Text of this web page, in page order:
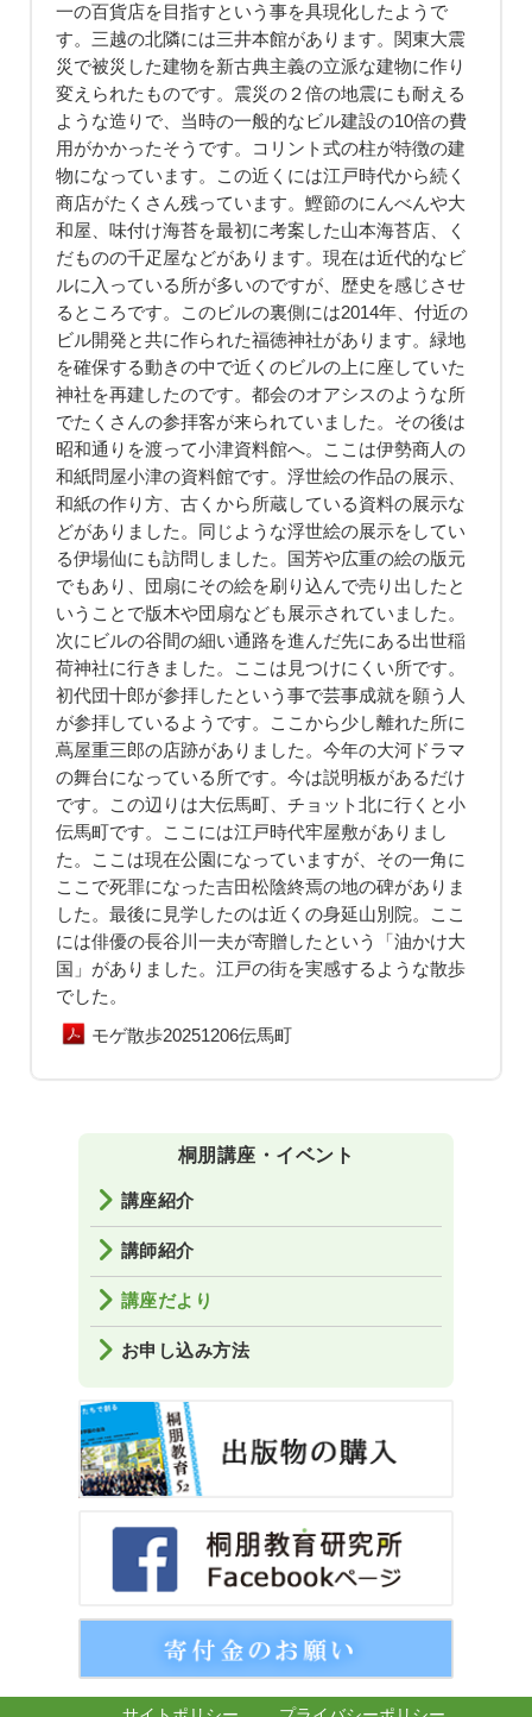
一の百貨店を目指すという事を具現化したようで
す。三越の北隣には三井本館があります。関東大震
災で被災した建物を新古典主義の立派な建物に作り
変えられたものです。震災の２倍の地震にも耐える
ような造りで、当時の一般的なビル建設の10倍の費
用がかかったそうです。コリント式の柱が特徴の建
物になっています。この近くには江戸時代から続く
商店がたくさん残っています。鰹節のにんべんや大
和屋、味付け海苔を最初に考案した山本海苔店、く
だものの千疋屋などがあります。現在は近代的なビ
ルに入っている所が多いのですが、歴史を感じさせ
るところです。このビルの裏側には2014年、付近の
ビル開発と共に作られた福徳神社があります。緑地
を確保する動きの中で近くのビルの上に座していた
神社を再建したのです。都会のオアシスのような所
でたくさんの参拝客が来られていました。その後は
昭和通りを渡って小津資料館へ。ここは伊勢商人の
和紙問屋小津の資料館です。浮世絵の作品の展示、
和紙の作り方、古くから所蔵している資料の展示な
どがありました。同じような浮世絵の展示をしてい
る伊場仙にも訪問しました。国芳や広重の絵の版元
でもあり、団扇にその絵を刷り込んで売り出したと
いうことで版木や団扇なども展示されていました。
次にビルの谷間の細い通路を進んだ先にある出世稲
荷神社に行きました。ここは見つけにくい所です。
初代団十郎が参拝したという事で芸事成就を願う人
が参拝しているようです。ここから少し離れた所に
蔦屋重三郎の店跡がありました。今年の大河ドラマ
の舞台になっている所です。今は説明板があるだけ
です。この辺りは大伝馬町、チョット北に行くと小
伝馬町です。ここには江戸時代牢屋敷がありまし
た。ここは現在公園になっていますが、その一角に
ここで死罪になった吉田松陰終焉の地の碑がありま
した。最後に見学したのは近くの身延山別院。ここ
には俳優の長谷川一夫が寄贈したという「油かけ大
国」がありました。江戸の街を実感するような散歩
でした。
モゲ散歩20251206伝馬町
桐朋講座・イベント
講座紹介
講師紹介
講座だより
お申し込み方法